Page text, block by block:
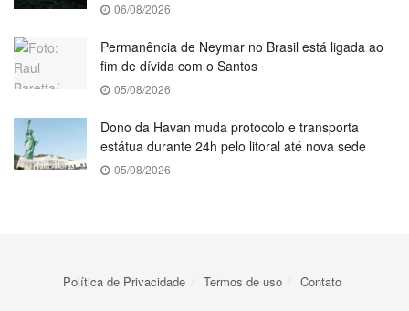
06/08/2026
Permanência de Neymar no Brasil está ligada ao
fim de dívida com o Santos
05/08/2026
Dono da Havan muda protocolo e transporta
estátua durante 24h pelo litoral até nova sede
05/08/2026
Política de Privacidade Termos de uso Contato